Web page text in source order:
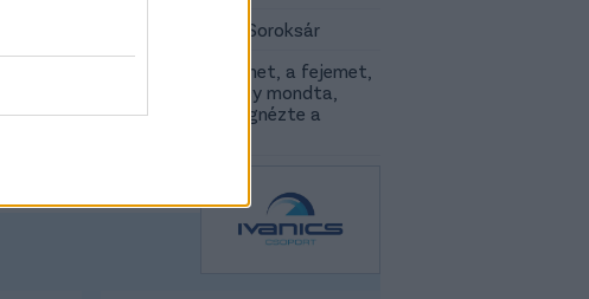
Pontot szerzett Karcagon a Soroksár
„A kútnál bevizeztem a mezemet, a fejemet,
majd befutottam, aztán Jaksy mondta,
hogy Bundi, gyere csak és megnézte a